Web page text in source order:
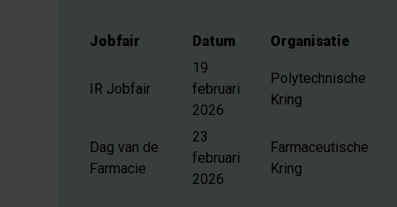
Jobfair Datum Organisatie
IR Jobfair
19
februari
2026
Polytechnische
Kring
Dag van de
Farmacie
23
februari
2026
Farmaceutische
Kring